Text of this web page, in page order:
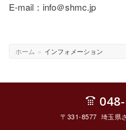
E-mail：info＠shmc.jp
ホーム » インフォメーション
〒331-8577 埼玉県